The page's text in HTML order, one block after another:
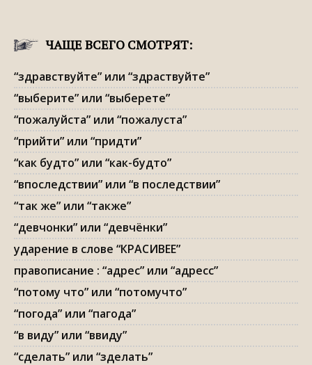
ЧАЩЕ ВСЕГО СМОТРЯТ:
“здравствуйте” или “здраствуйте”
“выберите” или “выберете”
“пожалуйста” или “пожалуста”
“прийти” или “придти”
“как будто” или “как-будто”
“впоследствии” или “в последствии”
“так же” или “также”
“девчонки” или “девчёнки”
ударение в слове “КРАСИВЕЕ”
правописание : “адрес” или “адресс”
“потому что” или “потомучто”
“погода” или “пагода”
“в виду” или “ввиду”
“сделать” или “зделать”